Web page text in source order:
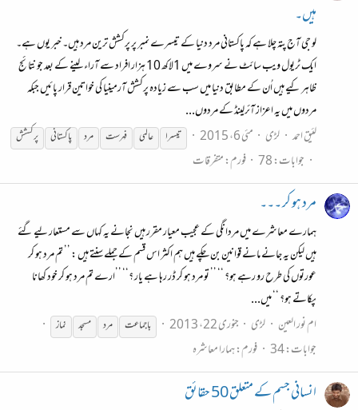
ہیں۔
لو جی آج پتہ چلا ہے کہ پاکستانی مرد دنیا کے تیسرے نمبر پر پرکشش ترین مرد ہیں۔ خبر یوں ہے۔
ایک ٹریول ویب سائٹ نے سروے میں 1لاکھ 10 ہزار افراد سے آراء لینے کے بعد جو نتائج
ظاہر کیے ہیں اُن کے مطابق دنیا میں سب سے زیادہ پرکشش آرمینیا کی خواتین قرار پائیں جبکہ
مردوں میں یہ اعزاز آئرلینڈ کے مردوں...
لئیق احمد لڑی مئی 6، 2015 تیسرا عالمی فہرست مرد پاکستانی پرکسشش
جوابات: 78 فورم:متفرقات
مرد ہو کر ۔۔۔
ہمارے معاشرے میں مردانگی کے عجیب معیار مقرر ہیں نجانے یہ کہاں سے مستعار لیے گئے
ہیں لیکن یہ جانے مانے قوانین بن چکے ہیں ہم اکثر اس قسم کے جملے سنتے ہیں : ’’ تم مرد ہو کر
عورتوں کی طرح رو رہے ہو؟ ‘‘ ’’ تو مرد ہو کر ڈر رہا ہے یار ؟‘‘ ’’ارے تم مرد ہو کر خود کھانا
پکاتے ہو؟ ‘‘ میں...
ام نور العين
لڑی جنوری 22، 2013 باجماعت مرد مسجد نماز
جوابات: 34 فورم:ہمارا معاشرہ
انسانی جسم کے متعلق 50 حقائق